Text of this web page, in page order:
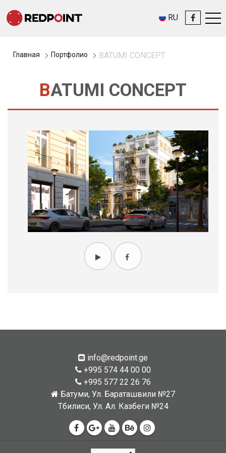
RU
Главная Портфолио BATUMI CONCEPT
BATUMI CONCEPT
info@redpoint.ge
+995 574 44 00 00
+995 577 22 26 76
Батуми, Ул. Бараташвили №27
Тбилиси, Ул. Ал. Казбеги №24